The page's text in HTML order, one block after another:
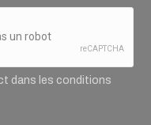
dans les conditions